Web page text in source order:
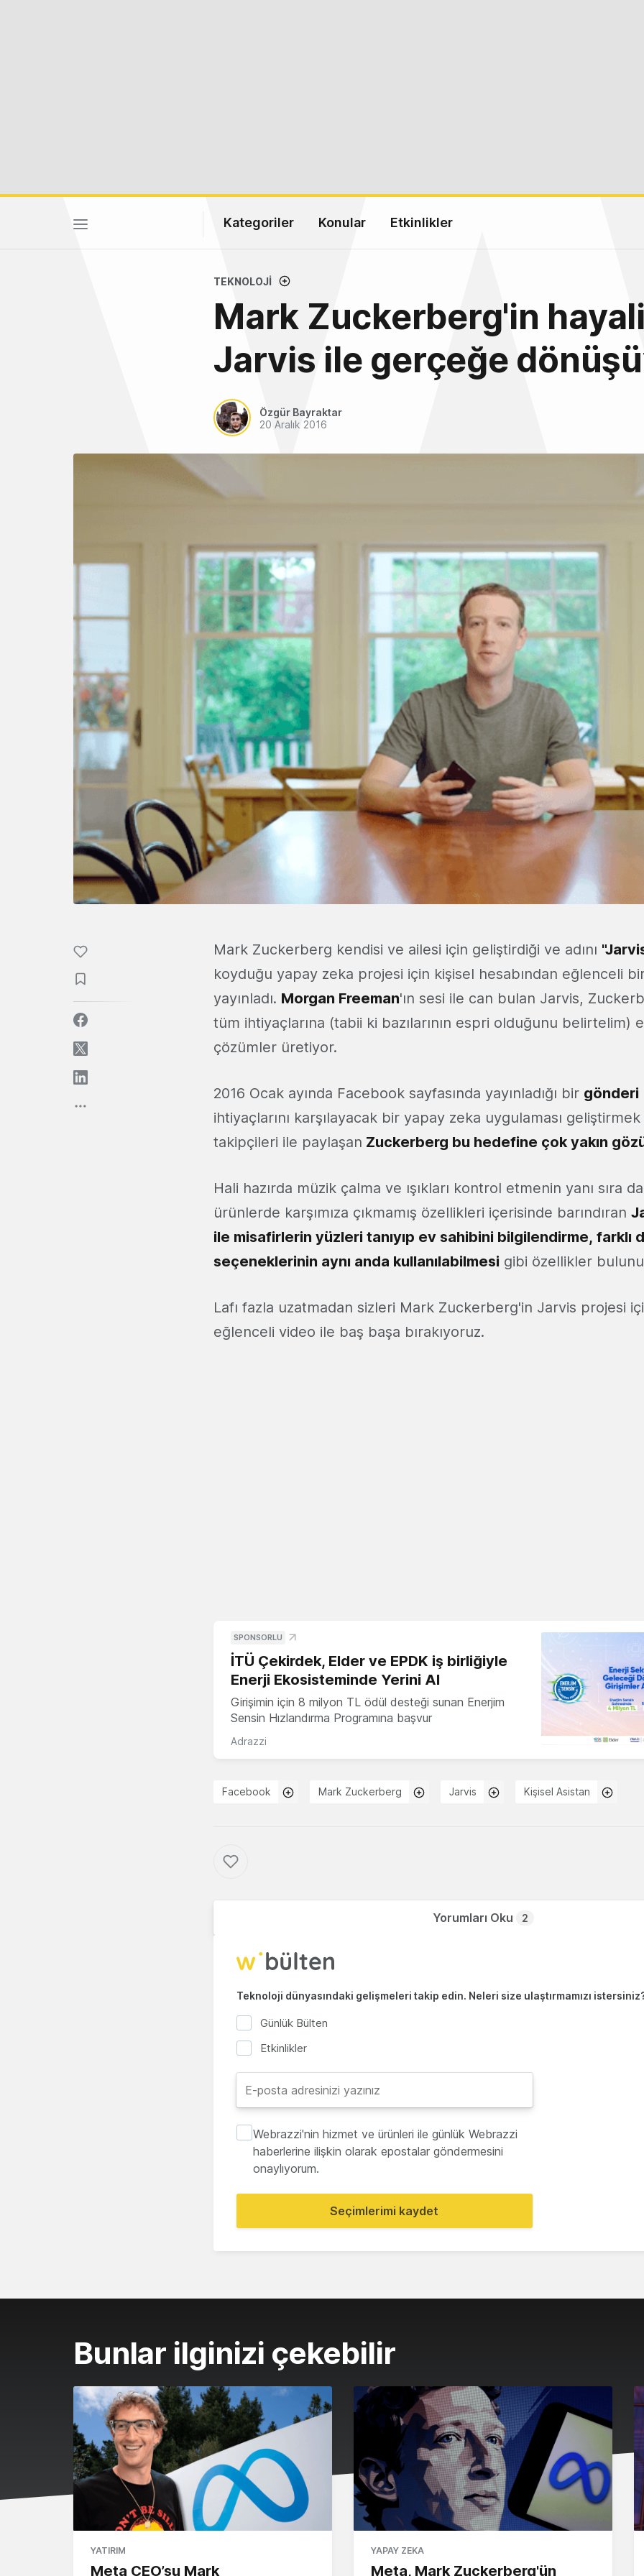
Kategoriler Konular Etkinlikler
TEKNOLOJI
Mark Zuckerberg'in
Jarvis ile gerçeğe
Özgür Bayraktar
20 Aralık 2016
Mark Zuckerberg kendisi ve ailesi için geliştirdiği ve adını
koyduğu yapay zeka projesi için kişisel hesabından eğlenceli
yayınladı. Morgan Freeman'ın sesi ile can bulan Jarvis,
tüm ihtiyaçlarına (tabii ki bazılarının espri olduğunu belirtelim)
çözümler üretiyor.
2016 Ocak ayında Facebook sayfasında yayınladığı bir gönderi
ihtiyaçlarını karşılayacak bir yapay zeka uygulaması
takipçileri ile paylaşan Zuckerberg bu hedefine çok yakın
Hali hazırda müzik çalma ve ışıkları kontrol etmenin yanı sıra
ürünlerde karşımıza çıkmamış özellikleri içerisinde barındıran
ile misafirlerin yüzleri tanıyıp ev sahibini bilgilendirme, farklı
seçeneklerinin aynı anda kullanılabilmesi gibi özellikler
Lafı fazla uzatmadan sizleri Mark Zuckerberg'in Jarvis projesi
eğlenceli video ile baş başa bırakıyoruz.
SPONSORLU
İTÜ Çekirdek, Elder ve EPDK iş birliğiyle
Enerji Ekosisteminde Yerini Al
Girişimin için 8 milyon TL ödül desteği sunan Enerjim
Sensin Hızlandırma Programına başvur
Adrazzi
Facebook Mark Zuckerberg Jarvis Kişisel Asistan
Yorumları Oku 2
Teknoloji dünyasındaki gelişmeleri takip edin. Neleri size ulaştırmamızı
Günlük Bülten
Etkinlikler
Webrazzi'nin hizmet ve ürünleri ile günlük Webrazzi
haberlerine ilişkin olarak epostalar göndermesini
onaylıyorum.
Seçimlerimi kaydet
Bunlar ilginizi çekebilir
YATIRIM
Meta CEO’su Mark
YAPAY ZEKA
Meta, Mark Zuckerberg'ün